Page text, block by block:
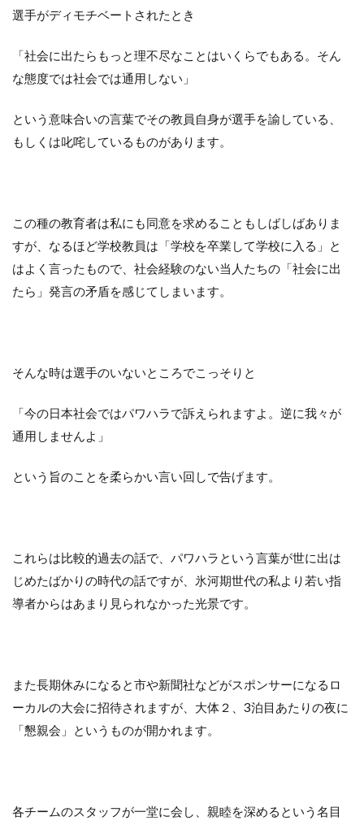
選手がディモチベートされたとき
「社会に出たらもっと理不尽なことはいくらでもある。そん
な態度では社会では通用しない」
という意味合いの言葉でその教員自身が選手を諭している、
もしくは叱咤しているものがあります。
この種の教育者は私にも同意を求めることもしばしばありま
すが、なるほど学校教員は「学校を卒業して学校に入る」と
はよく言ったもので、社会経験のない当人たちの「社会に出
たら」発言の矛盾を感じてしまいます。
そんな時は選手のいないところでこっそりと
「今の日本社会ではパワハラで訴えられますよ。逆に我々が
通用しませんよ」
という旨のことを柔らかい言い回しで告げます。
これらは比較的過去の話で、パワハラという言葉が世に出は
じめたばかりの時代の話ですが、氷河期世代の私より若い指
導者からはあまり見られなかった光景です。
また長期休みになると市や新聞社などがスポンサーになるロ
ーカルの大会に招待されますが、大体２、3泊目あたりの夜に
「懇親会」というものが開かれます。
各チームのスタッフが一堂に会し、親睦を深めるという名目